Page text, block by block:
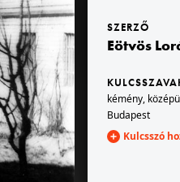
1900 · Budaörs
kilátás a Kő-hegyről a Templom téren álló Nepomuki Szent János-templom felé. A felvétel 1900 előtt
SZERZŐ
Eötvös
kémény,
Budapest
Kulcsszó